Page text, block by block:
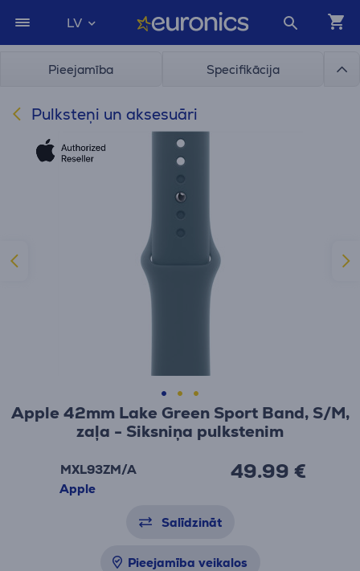
LV
Pieejamība Specifikācija
Pulksteņi un aksesuāri
Apple 42mm Lake Green Sport Band, S/M,
zaļa - Siksniņa pulkstenim
MXL93ZM/A
Apple
49.99 €
Salīdzināt
Pieejamība veikalos